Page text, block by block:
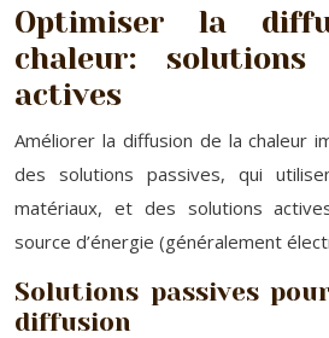
Optimiser la
chaleur:
actives
Améliorer la diffusion de la chaleur
des solutions passives, qui
matériaux, et des solutions
source d’énergie (généralement
Solutions passives
diffusion